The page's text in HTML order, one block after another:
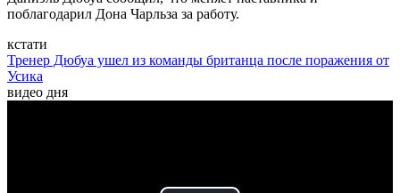
поблагодарил Дона Чарльза за работу.
кстати
Тренер Дюбуа ушел из команды британца после поражения от
Усика
видео дня